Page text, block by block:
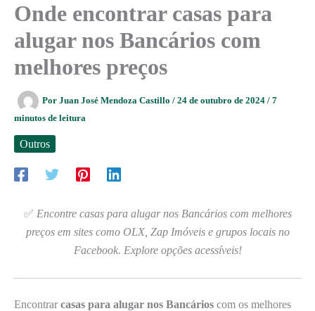
Onde encontrar casas para
alugar nos Bancários com
melhores preços
Por Juan José Mendoza Castillo / 24 de outubro de 2024 / 7
minutos de leitura
Outros
✅ Encontre casas para alugar nos Bancários com melhores
preços em sites como OLX, Zap Imóveis e grupos locais no
Facebook. Explore opções acessíveis!
Encontrar casas para alugar nos Bancários com os melhores